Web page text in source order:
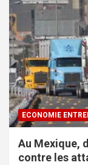
ECONOMIE
Au Mexique,
contre les